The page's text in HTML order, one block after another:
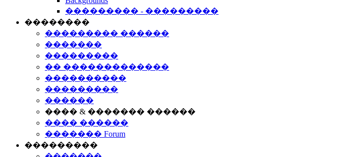
��������� - ���������
��������
��������� ������
�������
���������
�� �������������
����������
���������
������
���� & ������� ������
���� ������
������� Forum
���������